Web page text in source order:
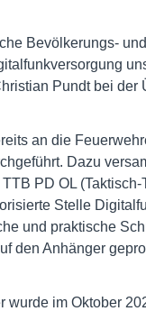
Bevölkerungs-
Pundt bei der
an die
Dazu
PD OL
Stelle
und praktische
den Anhänger
wurde im Oktober